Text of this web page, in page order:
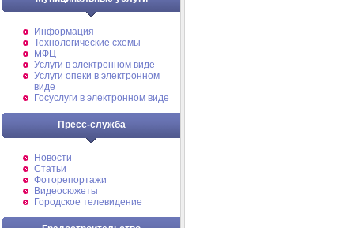
Информация
Технологические схемы
МФЦ
Услуги в электронном виде
Услуги опеки в электронном
виде
Госуслуги в электронном виде
Пресс-служба
Новости
Статьи
Фоторепортажи
Видеосюжеты
Городское телевидение